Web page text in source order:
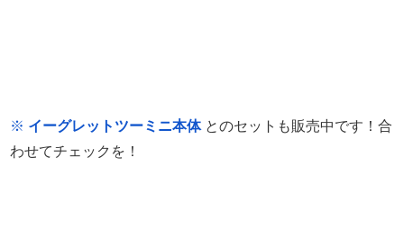
※ イーグレットツーミニ本体とのセットも販売中です！合
わせてチェックを！